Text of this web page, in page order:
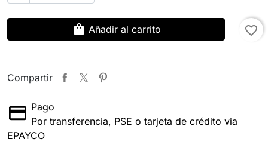
shopping_bag Añadir al carrito favorite_border
Compartir
Pago
Por transferencia, PSE o tarjeta de crédito via
EPAYCO